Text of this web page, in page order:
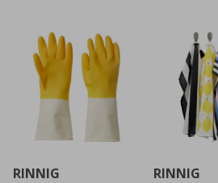
RINNIG
RINNIG